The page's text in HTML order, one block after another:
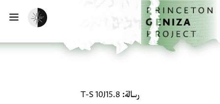
إلى المحتوى الرئيسي
الرئيسية
تفعيل الوضع المظلم
رسالة T-S 10J15.8